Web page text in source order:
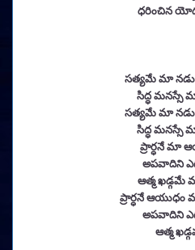
ధరించిన
సత్యమే మా
సిద్ధ మనస్సే
సత్యమే మా
సిద్ధ మనస్సే
ప్రార్ధనే మా
అపవాదిని
ఆత్మ ఖడ్గమే
ప్రార్ధనే
అపవాదిని
ఆత్మ